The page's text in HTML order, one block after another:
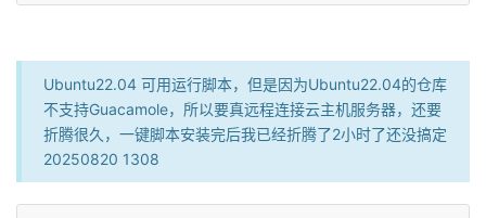
Ubuntu22.04 可用运行脚本，但是因为Ubuntu22.04的仓库
不支持Guacamole，所以要真远程连接云主机服务器，还要
折腾很久，一键脚本安装完后我已经折腾了2小时了还没搞定
20250820 1308